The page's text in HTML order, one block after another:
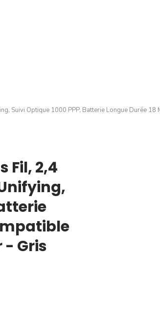
Suivi Optique 1000 PPP, Batterie Longue Durée
Fil, 2,4
Gris